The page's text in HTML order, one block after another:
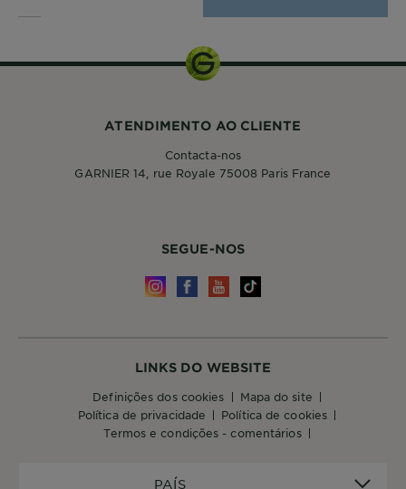
PAÍS
LINKS DO WEBSITE
definições dos cookies
mapa do site
política de privacidade
política de cookies
termos e condições - comentários
SEGUE-NOS
ATENDIMENTO AO CLIENTE
Contacta-nos
GARNIER 14, rue Royale 75008 Paris France